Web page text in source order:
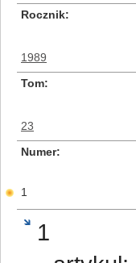
Rocznik
1989
Tom
23
Numer
1
1